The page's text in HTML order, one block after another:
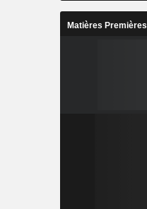
Matières Premières